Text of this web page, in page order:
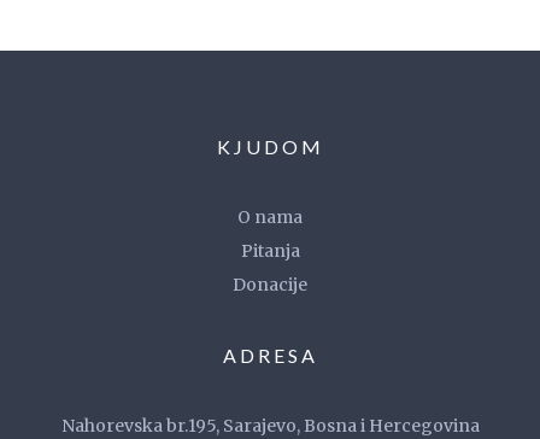
KJUDOM
O nama
Pitanja
Donacije
ADRESA
Nahorevska br.195, Sarajevo, Bosna i Hercegovina